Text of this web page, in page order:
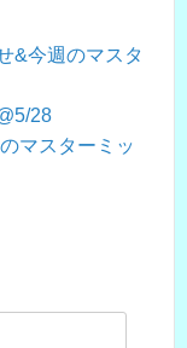
&今週のマスタ
28
マスターミッ